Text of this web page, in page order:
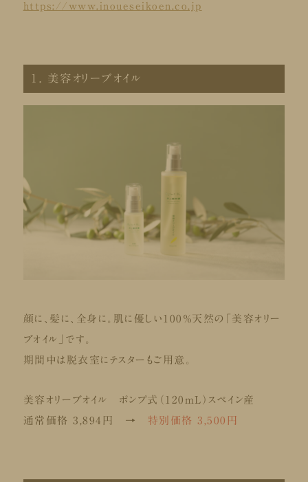
https://www.inoueseikoen.co.jp
１. 美容オリーブオイル
顔に、髪に、全身に。肌に優しい100％天然の「美容オリー
ブオイル」です。
期間中は脱衣室にテスターもご用意。
美容オリーブオイル ポンプ式（120mL） スペイン産
通常価格 3,894円 →
特別価格 3,500円